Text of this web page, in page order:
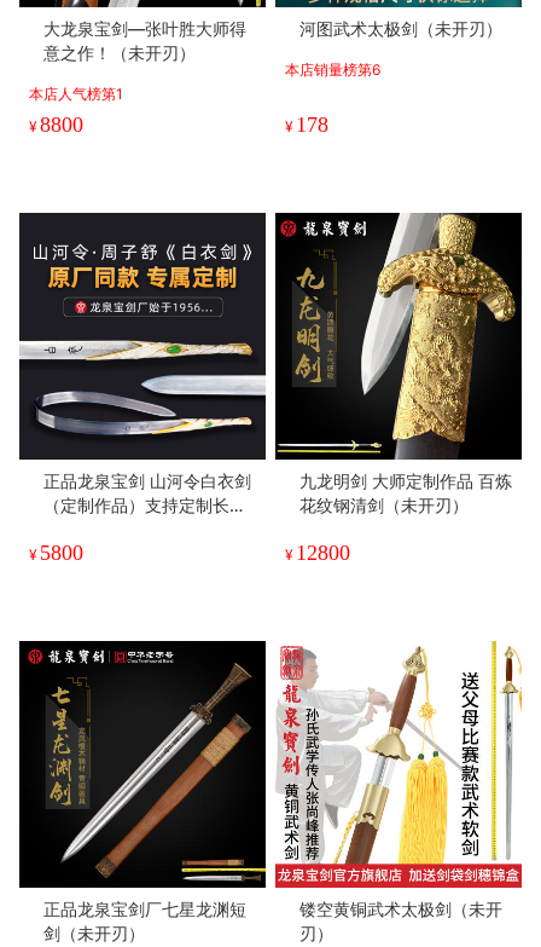
大龙泉宝剑—张叶胜大师得
意之作！（未开刃）
本店人气榜第1
¥8800
河图武术太极剑（未开刃）
本店销量榜第6
¥ 178
正品龙泉宝剑 山河令白衣剑
（定制作品）支持定制长度
¥ 5800
九龙明剑 大师定制作品 百炼
花纹钢清剑（未开刃）
¥ 12800
正品龙泉宝剑厂七星龙渊短
剑（未开刃）
镂空黄铜武术太极剑（未开
刃）